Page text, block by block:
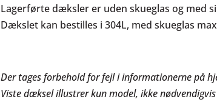
Lagerførte dæksler er uden skueglas og med
Dækslet kan bestilles i 304L, med skueglas
Der tages forbehold for fejl i informationerne på
Viste dæksel illustrer kun model, ikke